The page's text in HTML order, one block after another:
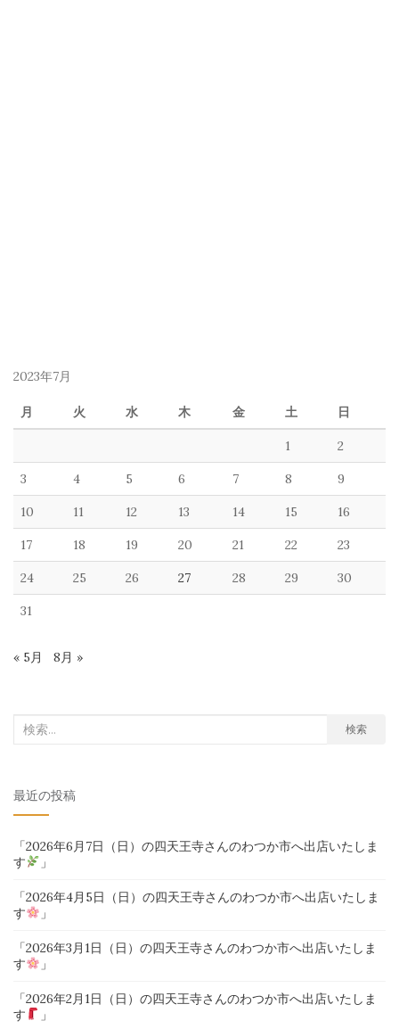
2023年7月
月 火 水 木 金 土 日
1 2
3 4 5 6 7 8 9
10 11 12 13 14 15 16
17 18 19 20 21 22 23
24 25 26 27 28 29 30
31
« 5月 8月 »
検
象:
検索
最近の投稿
「2026年6月7日（日）の四天王寺さんのわつか市へ出店いたしま
す
」
「2026年4月5日（日）の四天王寺さんのわつか市へ出店いたしま
す
」
「2026年3月1日（日）の四天王寺さんのわつか市へ出店いたしま
す
」
「2026年2月1日（日）の四天王寺さんのわつか市へ出店いたしま
す
」